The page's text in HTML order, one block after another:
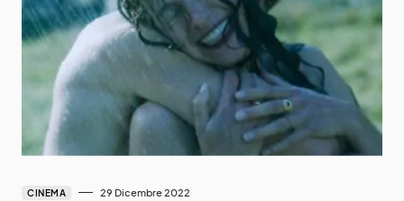
CINEMA 29 Dicembre 2022